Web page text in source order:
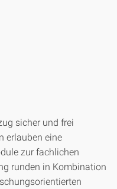
sicher und frei
erlauben eine
zur fachlichen
runden in Kombination